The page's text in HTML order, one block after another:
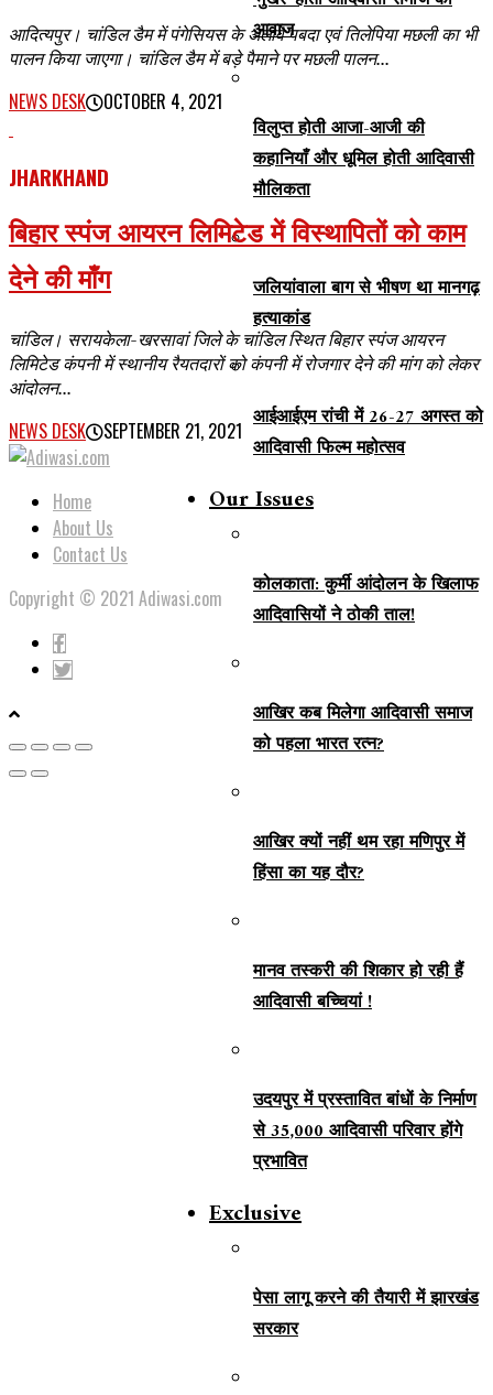
आवाज
विलुप्त होती आजा-आजी की
कहानियाँ और धूमिल होती आदिवासी
मौलिकता
जलियांवाला बाग से भीषण था मानगढ़
हत्याकांड
आईआईएम रांची में 26-27 अगस्त को
आदिवासी फिल्म महोत्सव
Our Issues
कोलकाता: कुर्मी आंदोलन के खिलाफ
आदिवासियों ने ठोकी ताल!
आखिर कब मिलेगा आदिवासी समाज
को पहला भारत रत्न?
आखिर क्यों नहीं थम रहा मणिपुर में
हिंसा का यह दौर?
मानव तस्करी की शिकार हो रही हैं
आदिवासी बच्चियां !
उदयपुर में प्रस्तावित बांधों के निर्माण
से 35,000 आदिवासी परिवार होंगे
प्रभावित
Exclusive
पेसा लागू करने की तैयारी में झारखंड
सरकार
आदित्यपुर। चांडिल डैम में पंगेसियस के अलावे पबदा एवं तिलेपिया मछली का भी
पालन किया जाएगा। चांडिल डैम में बड़े पैमाने पर मछली पालन...
NEWS DESK OCTOBER 4, 2021
JHARKHAND
बिहार स्पंज आयरन लिमिटेड में विस्थापितों को काम
देने की माँग
चांडिल। सरायकेला-खरसावां जिले के चांडिल स्थित बिहार स्पंज आयरन
लिमिटेड कंपनी में स्थानीय रैयतदारों को कंपनी में रोजगार देने की मांग को लेकर
आंदोलन...
NEWS DESK SEPTEMBER 21, 2021
Home
About Us
Contact Us
Copyright © 2021 Adiwasi.com